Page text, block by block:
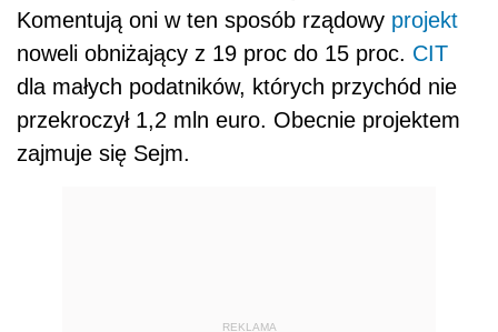
Komentują oni w ten sposób rządowy projekt
noweli obniżający z 19 proc do 15 proc. CIT
dla małych podatników, których przychód nie
przekroczył 1,2 mln euro. Obecnie projektem
zajmuje się Sejm.
REKLAMA